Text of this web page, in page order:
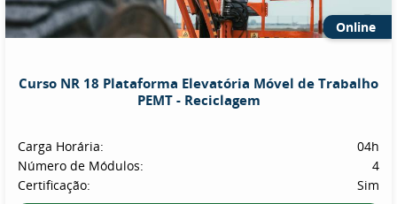
Online
Curso NR 18 Plataforma Elevatória Móvel de Trabalho
PEMT - Reciclagem
Carga Horária:
04h
Número de Módulos:
4
Certificação:
Sim